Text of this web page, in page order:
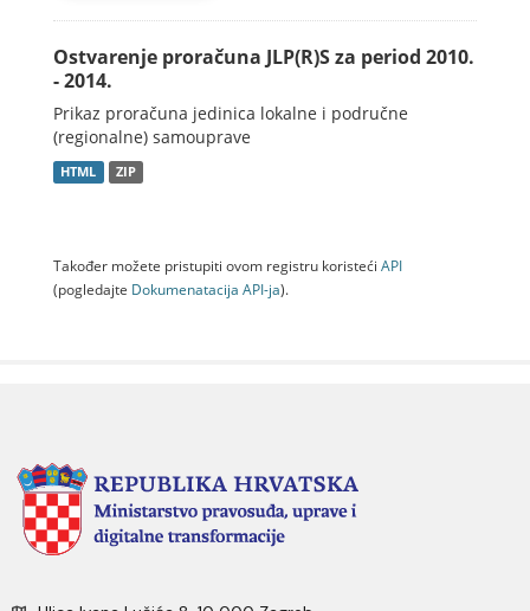
Ostvarenje proračuna JLP(R)S za period 2010.
- 2014.
Prikaz proračuna jedinica lokalne i područne
(regionalne) samouprave
HTML ZIP
Također možete pristupiti ovom registru koristeći API
(pogledajte Dokumenаtаcijа API-jа).